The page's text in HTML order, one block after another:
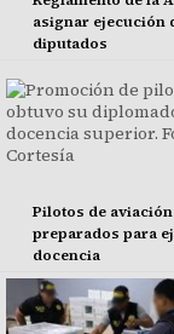
asignar ejecución
diputados
Pilotos de
preparados para
docencia